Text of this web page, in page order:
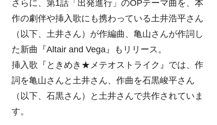
さらに、第1話「出発進行」のOPテーマ曲を、本
作の劇伴や挿入歌にも携わっている土井浩平さん
（以下、土井さん）が作編曲、亀山さんが作詞し
た新曲『Altair and Vega』もリリース。
挿入歌『ときめき★メテオストライク』では、作
詞を亀山さんと土井さん、作曲を石黒峻平さん
（以下、石黒さん）と土井さんで共作されていま
す。